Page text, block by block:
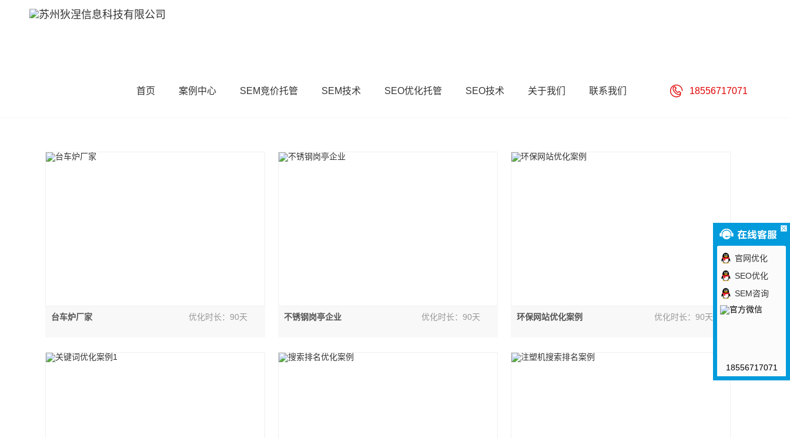
首页 案例中心 SEM竞价托管 SEM技术 SEO优化托管 SEO技术 关于我们 联系我们
18556717071
台车炉厂家 优化时长：90天 不锈钢岗亭企业 优化时长：90天 环保网站优化案例 优化时长：90天
官网优化
SEO优化
SEM咨询
18556717071